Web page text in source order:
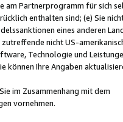
am Partnerprogramm für sich
enthalten sind; (e) Sie
eines anderen
nicht US-
Technologie und
können Ihre Angaben
im Zusammenhang mit dem
vornehmen.